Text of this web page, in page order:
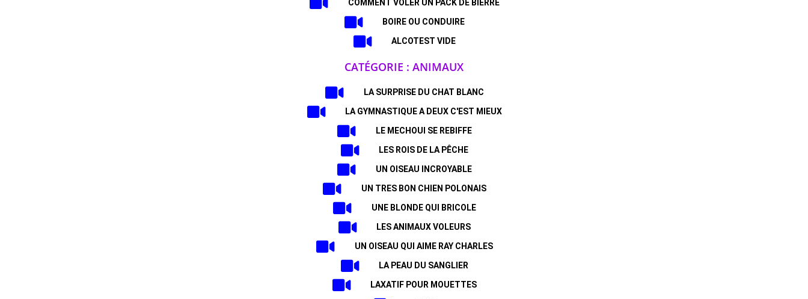
COMMENT VOLER UN PACK DE BIERRE
BOIRE OU CONDUIRE
ALCOTEST VIDE
CATÉGORIE : ANIMAUX
LA SURPRISE DU CHAT BLANC
LA GYMNASTIQUE A DEUX C'EST MIEUX
LE MECHOUI SE REBIFFE
LES ROIS DE LA PÊCHE
UN OISEAU INCROYABLE
UN TRES BON CHIEN POLONAIS
UNE BLONDE QUI BRICOLE
LES ANIMAUX VOLEURS
UN OISEAU QUI AIME RAY CHARLES
LA PEAU DU SANGLIER
LAXATIF POUR MOUETTES